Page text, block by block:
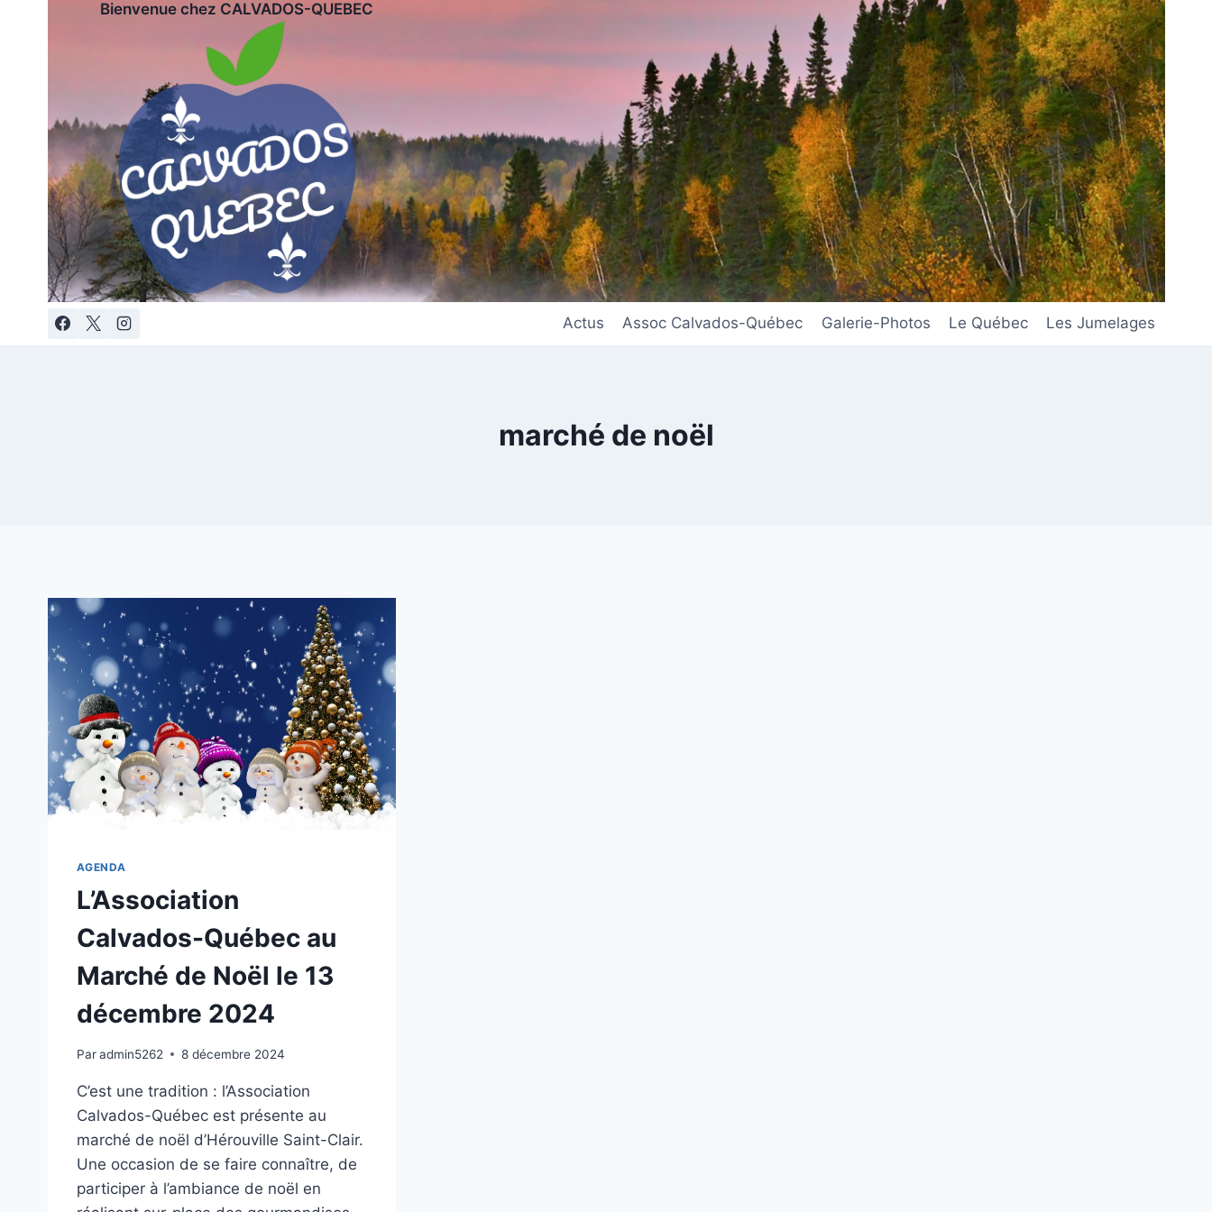
Bienvenue chez CALVADOS-QUEBEC
Actus Assoc Calvados-Québec Galerie-Photos Le Québec Les Jumelages
marché de noël
AGENDA
L’Association
Calvados-Québec au
Marché de Noël le 13
décembre 2024
Par admin5262 8 décembre 2024
C’est une tradition : l’Association
Calvados-Québec est présente au
marché de noël d’Hérouville Saint-Clair.
Une occasion de se faire connaître, de
participer à l’ambiance de noël en